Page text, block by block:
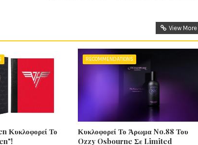
View More
Κυκλοφορεί Το
RECOMMENDATIONS
Κυκλοφορεί Το Άρωμα No.88 Του
Ozzy Osbourne Σε Limited